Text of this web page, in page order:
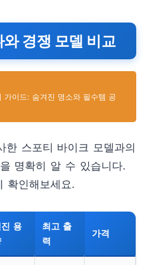
경쟁 모델 비교
가이드: 숨겨진 명소와 필수템 공
한 스포티 바이크 모델과의
명확히 알 수 있습니다.
확인해보세요.
용
최고 출
력
가격